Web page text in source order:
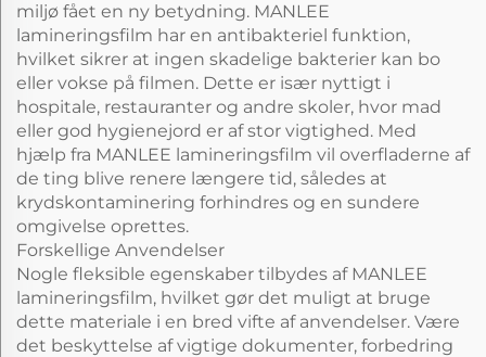
miljø fået en ny betydning. MANLEE
lamineringsfilm har en antibakteriel funktion,
hvilket sikrer at ingen skadelige bakterier kan bo
eller vokse på filmen. Dette er især nyttigt i
hospitale, restauranter og andre skoler, hvor mad
eller god hygienejord er af stor vigtighed. Med
hjælp fra MANLEE lamineringsfilm vil overfladerne af
de ting blive renere længere tid, således at
krydskontaminering forhindres og en sundere
omgivelse oprettes.
Forskellige Anvendelser
Nogle fleksible egenskaber tilbydes af MANLEE
lamineringsfilm, hvilket gør det muligt at bruge
dette materiale i en bred vifte af anvendelser. Være
det beskyttelse af vigtige dokumenter, forbedring